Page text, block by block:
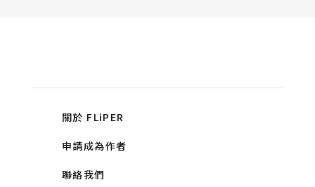
關於 FLiPER
申請成為作者
聯絡我們